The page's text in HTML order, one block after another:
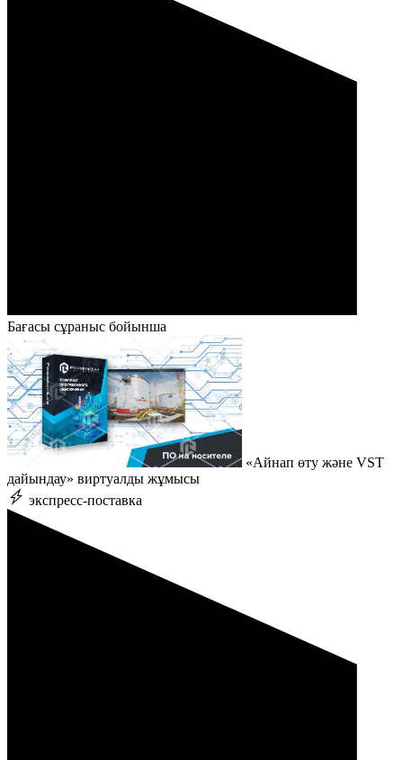
Бағасы сұраныс бойынша
«Айнап өту және VST
дайындау» виртуалды жұмысы
экспресс-поставка